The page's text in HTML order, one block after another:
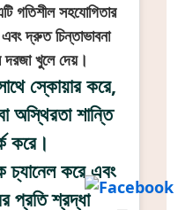
গতিশীল সহযোগিতার
দ্রুত চিন্তাভাবনা
খুলে দেয়।
স্কোয়ার করে,
অস্থিরতা শান্তি
করে।
চ্যানেল করে এবং
প্রতি শ্রদ্ধা